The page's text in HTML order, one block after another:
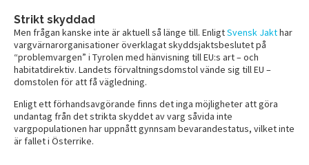
Strikt skyddad
Men frågan kanske inte är aktuell så länge till. EnligtSvensk Jakthar
vargvärnarorganisationer överklagat skyddsjaktsbeslutet på
“problemvargen” i Tyrolen med hänvisning till EU:s art – och
habitatdirektiv. Landets förvaltningsdomstol vände sig till EU –
domstolen för att få vägledning.
Enligt ett förhandsavgörande finns det inga möjligheter att göra
undantag från det strikta skyddet av varg såvida inte
vargpopulationen har uppnått gynnsam bevarandestatus, vilket inte
är fallet i Österrike.